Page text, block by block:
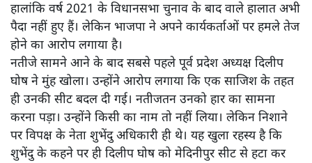
हालांकि वर्ष 2021 के विधानसभा चुनाव के बाद वाले हालात अभी
पैदा नहीं हुए हैं। लेकिन भाजपा ने अपने कार्यकर्ताओं पर हमले तेज
होने का आरोप लगाया है।
नतीजे सामने आने के बाद सबसे पहले पूर्व प्रदेश अध्यक्ष दिलीप
घोष ने मुंह खोला। उन्होंने आरोप लगाया कि एक साजिश के तहत
ही उनकी सीट बदल दी गई। नतीजतन उनको हार का सामना
करना पड़ा। उन्होंने किसी का नाम तो नहीं लिया। लेकिन निशाने
पर विपक्ष के नेता शुभेंदु अधिकारी ही थे। यह खुला रहस्य है कि
शुभेंदु के कहने पर ही दिलीप घोष को मेदिनीपुर सीट से हटा कर